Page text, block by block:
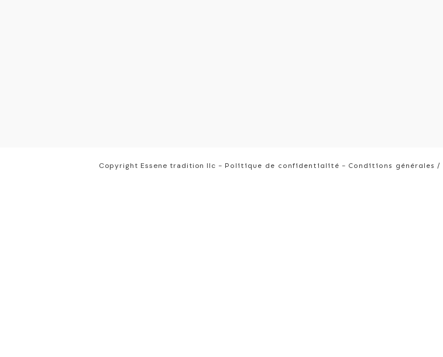
Copyright Essene tradition llc - Politique de confidentialité - Conditions générales /